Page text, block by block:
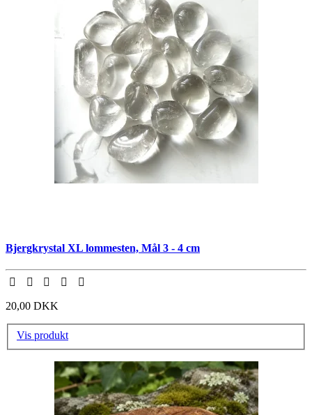
Bjergkrystal XL lommesten, Mål 3 - 4 cm
20,00 DKK
Vis produkt